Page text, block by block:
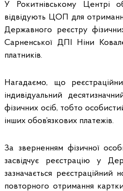
У Рокитнівському Центрі
відвідують ЦОП для
Державного реєстру
Сарненської ДПІ Ніни
платників.
Нагадаємо, що
індивідуальний
фізичних осіб, тобто
інших обов’язкових платежів.
За зверненням фізичної
засвідчує реєстрацію у
зазначається реєстраційний
повторного отримання